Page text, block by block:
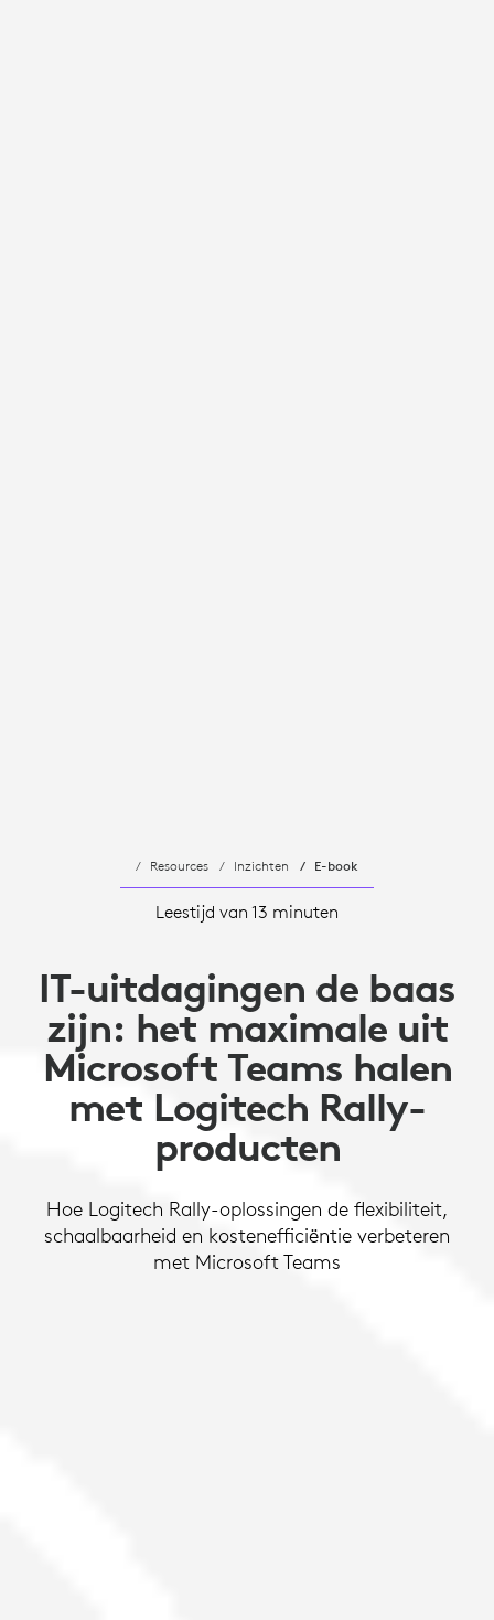
Resources Inzichten E-book
Leestijd van 13 minuten
IT-uitdagingen de baas
zijn: het maximale uit
Microsoft Teams halen
met Logitech Rally-
producten
Hoe Logitech Rally-oplossingen de flexibiliteit,
schaalbaarheid en kostenefficiëntie verbeteren
met Microsoft Teams